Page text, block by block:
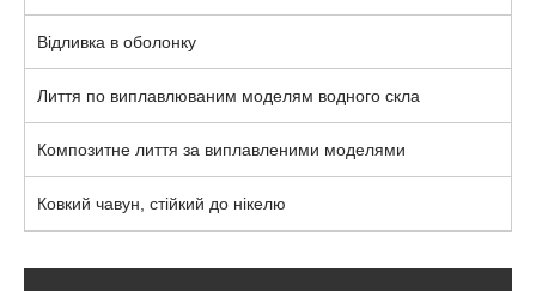
Відливка в оболонку
Лиття по виплавлюваним моделям водного скла
Композитне лиття за виплавленими моделями
Ковкий чавун, стійкий до нікелю